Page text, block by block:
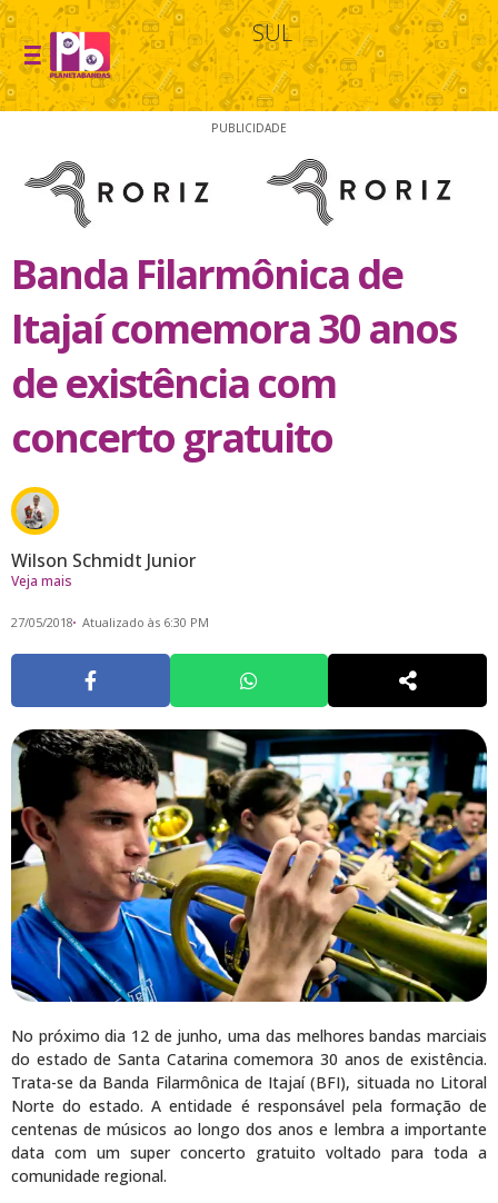
SUL
PUBLICIDADE
Banda Filarmônica de
Itajaí comemora 30 anos
de existência com
concerto gratuito
Wilson Schmidt Junior
Veja mais
27/05/2018 Atualizado às 6:30 PM
No próximo dia 12 de junho, uma das melhores bandas marciais
do estado de Santa Catarina comemora 30 anos de existência.
Trata-se da Banda Filarmônica de Itajaí (BFI), situada no Litoral
Norte do estado. A entidade é responsável pela formação de
centenas de músicos ao longo dos anos e lembra a importante
data com um super concerto gratuito voltado para toda a
comunidade regional.